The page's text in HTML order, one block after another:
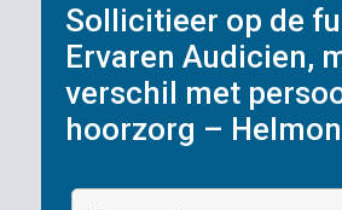
Sollicitieer op de
Ervaren Audicien,
verschil met
hoorzorg –